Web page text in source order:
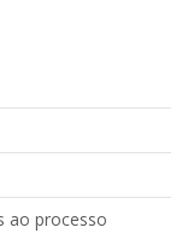
ao processo